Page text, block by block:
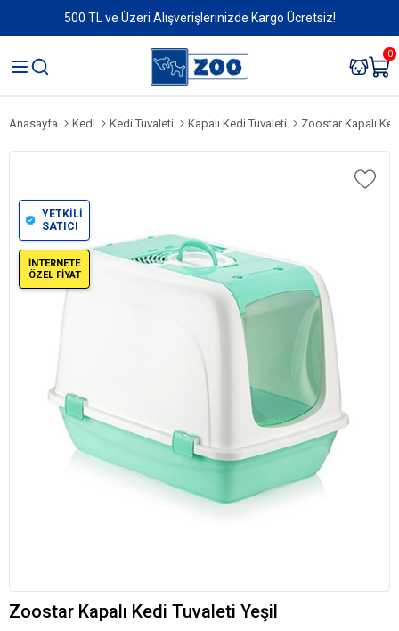
500 TL ve Üzeri Alışverişlerinizde Kargo Ücretsiz!
0
Anasayfa Kedi Kedi Tuvaleti Kapalı Kedi Tuvaleti Zoostar Kapalı
YETKİLİ
SATICI
İNTERNETE
ÖZEL FİYAT
Zoostar Kapalı Kedi Tuvaleti Yeşil